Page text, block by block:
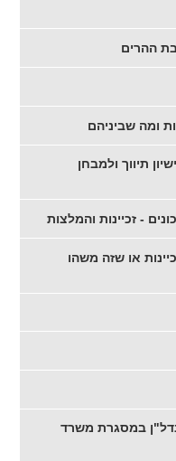
ההרים
ומה שביניהם
תיווך ולמבחן
- זכיינות והמלצות
או שזה משהו
נדל"ן במסגרת משרד